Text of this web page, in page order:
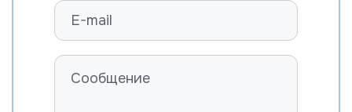
ROSYLANE-LLC SS MARVEL-ET
FARNEAR B-BOB MASTER-ET
RI-VAL-RE MOD MCCORD-P-ET
ST GEN MEGA-RAM 10406-ET